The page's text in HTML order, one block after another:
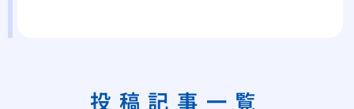
投稿記事一覧